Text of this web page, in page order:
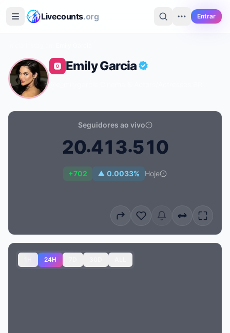
Livecounts.org Entrar
Emily Garcia
Seguidores ao vivo
20.413.510
+702 ▲ 0.0033% Hoje
24H